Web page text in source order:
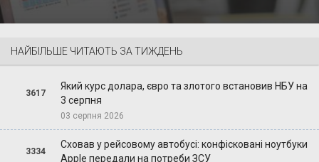
НАЙБІЛЬШЕ ЧИТАЮТЬ ЗА ТИЖДЕНЬ
3617
Який курс долара, євро та злотого встановив НБУ на
3 серпня
03 серпня 2026
3334
Сховав у рейсовому автобусі: конфісковані ноутбуки
Apple передали на потреби ЗСУ